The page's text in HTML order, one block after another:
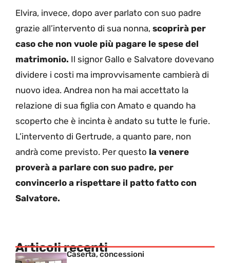
Elvira, invece, dopo aver parlato con suo padre
grazie all’intervento di sua nonna, scoprirà per
caso che non vuole più pagare le spese del
matrimonio. Il signor Gallo e Salvatore dovevano
dividere i costi ma improvvisamente cambierà di
nuovo idea. Andrea non ha mai accettato la
relazione di sua figlia con Amato e quando ha
scoperto che è incinta è andato su tutte le furie.
L’intervento di Gertrude, a quanto pare, non
andrà come previsto. Per questo la venere
proverà a parlare con suo padre, per
convincerlo a rispettare il patto fatto con
Salvatore.
Articoli recenti
Caserta, concessioni